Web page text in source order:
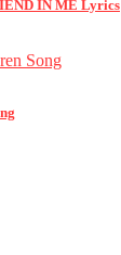
IN ME Lyrics